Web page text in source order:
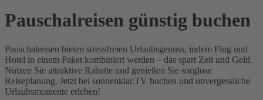
Pauschalreisen günstig buchen
Pauschalreisen bieten stressfreien Urlaubsgenuss, indem Flug und
Hotel in einem Paket kombiniert werden – das spart Zeit und Geld.
Nutzen Sie attraktive Rabatte und genießen Sie sorglose
Reiseplanung. Jetzt bei sonnenklar.TV buchen und unvergessliche
Urlaubsmomente erleben!